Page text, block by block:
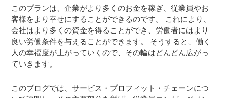
このプランは、企業がより多くのお金を稼ぎ、従業員やお
客様をより幸せにすることができるのです。 これにより、
会社はより多くの資金を得ることができ、労働者にはより
良い労働条件を与えることができます。 そうすると、働く
人の幸福度が上がっていくので、その輪はどんどん広がっ
ていきます。
このブログでは、サービス・プロフィット・チェーンにつ